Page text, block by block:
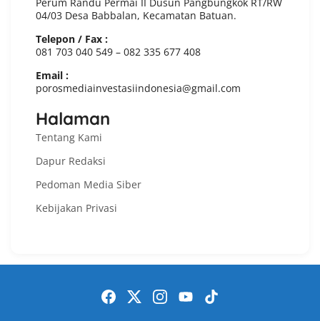
04/03 Desa Babbalan, Kecamatan Batuan.
Telepon / Fax :
081 703 040 549 – 082 335 677 408
Email :
porosmediainvestasiindonesia@gmail.com
Halaman
Tentang Kami
Dapur Redaksi
Pedoman Media Siber
Kebijakan Privasi